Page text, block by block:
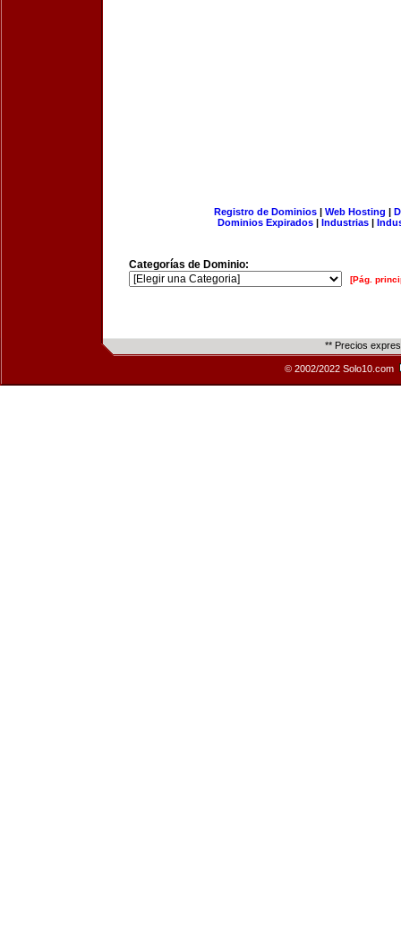
Registro de Dominios| Web Hosting |
Dominios Expirados | Industrias |
Categorías de Dominio:
[Pág.
** Precios
© 2002/2022 Solo10.com